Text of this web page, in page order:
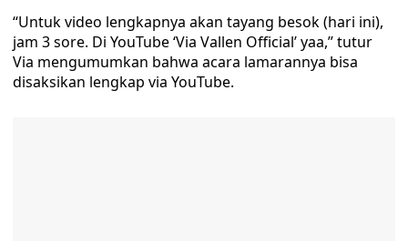
“Untuk video lengkapnya akan tayang besok (hari ini),
jam 3 sore. Di YouTube ‘Via Vallen Official’ yaa,” tutur
Via mengumumkan bahwa acara lamarannya bisa
disaksikan lengkap via YouTube.